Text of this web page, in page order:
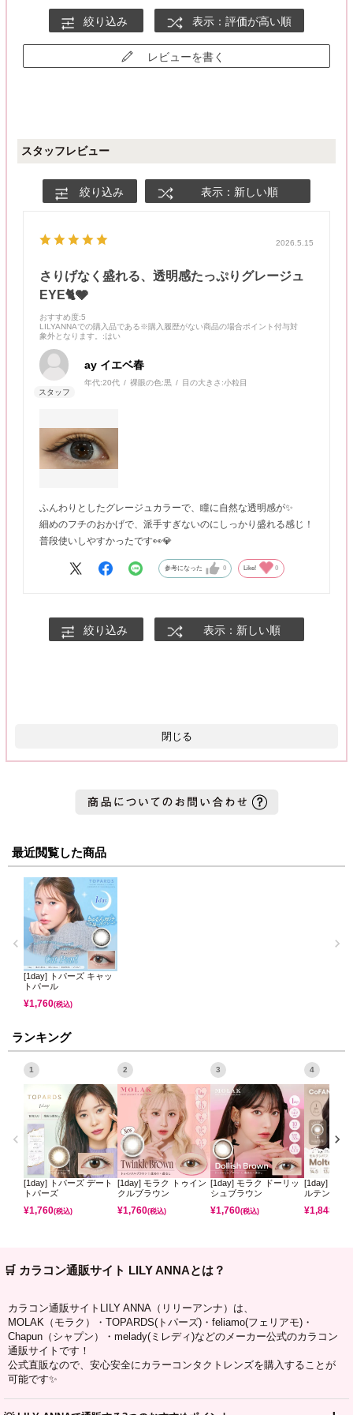
グレーっぽい青みだから、さっしーみたいにピンク系のアイシャ
ドーもすごくかわいい🫶✨
ムーンメルトブラウンも楽しみ🌙✨
絞り込み 表示：評価が高い順
レビューを書く
スタッフレビュー
絞り込み 表示：新しい順
2026.5.15
さりげなく盛れる、透明感たっぷりグレージュ
EYE🐈🩶
おすすめ度:5
LILYANNAでの購入品である※購入履歴がない商品の場合ポイント付与対
象外となります。
:はい
ay イエベ春
年代:20代 裸眼の色:黒 目の大きさ:小粒目
ふんわりとしたグレージュカラーで、瞳に自然な透明感が✨
細めのフチのおかげで、派手すぎないのにしっかり盛れる感じ！
普段使いしやすかったです👀💎
参考になった 0 Like! 0
絞り込み 表示：新しい順
閉じる
最近閲覧した商品
[1day] トパーズ キャッ
トパール
¥1,760(税込)
ランキング
1
[1day] トパーズ デート
トパーズ
¥1,760(税込)
2
[1day] モラク トゥイン
クルブラウン
¥1,760(税込)
3
[1day] モラク ドーリッ
シュブラウン
¥1,760(税込)
4
[1day] コフ
ルテンパフ
¥1,848
🛒 カラコン通販サイト LILY ANNAとは？
カラコン通販サイトLILY ANNA（リリーアンナ）は、
MOLAK（モラク）・TOPARDS(トパーズ)・feliamo(フェリアモ)・
Chapun（シャプン）・melady(ミレディ)などのメーカー公式のカラコン
通販サイトです！
公式直販なので、安心安全にカラーコンタクトレンズを購入することが
可能です✨